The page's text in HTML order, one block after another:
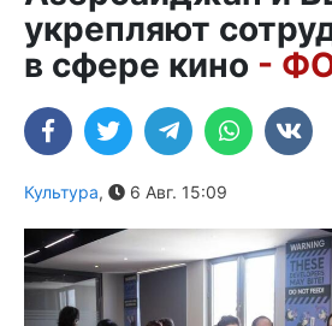
укрепляют
в сфере кино -
Культура, 6 Авг. 15:09